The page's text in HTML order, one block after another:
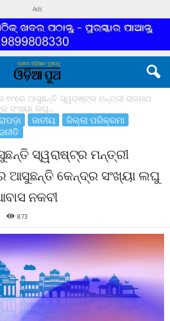
Ads
୧୯ରେ ଆସୁଛନ୍ତି ସ୍ୱରାଷ୍ଟ୍ର ମନ୍ତ୍ରୀ ରାଜନାଥ
ସଂଖ୍ୟା ଲଘୁ...
ଜାତୀୟ
ଜିଲ୍ଲା ପରିକ୍ରମା
ସ୍ୱରାଷ୍ଟ୍ର ମନ୍ତ୍ରୀ
ଆସୁଛନ୍ତି କେନ୍ଦ୍ର ସଂଖ୍ୟା ଲଘୁ
ନକବୀ
873